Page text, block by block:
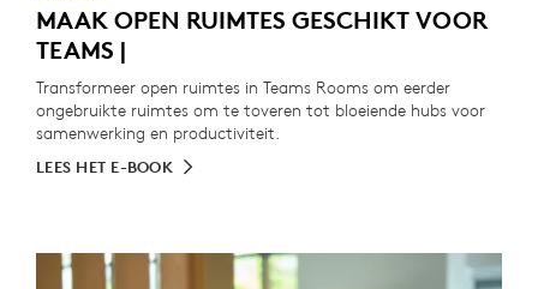
MAAK OPEN RUIMTES GESCHIKT VOOR
TEAMS |
Transformeer open ruimtes in Teams Rooms om eerder
ongebruikte ruimtes om te toveren tot bloeiende hubs voor
samenwerking en productiviteit.
LEES HET E-BOOK